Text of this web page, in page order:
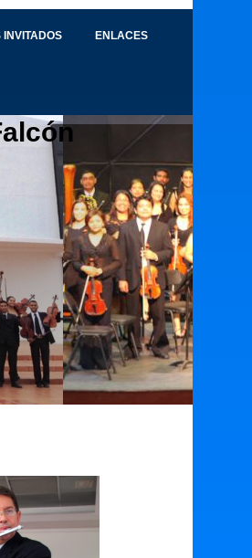
INVITADOS ENLACES